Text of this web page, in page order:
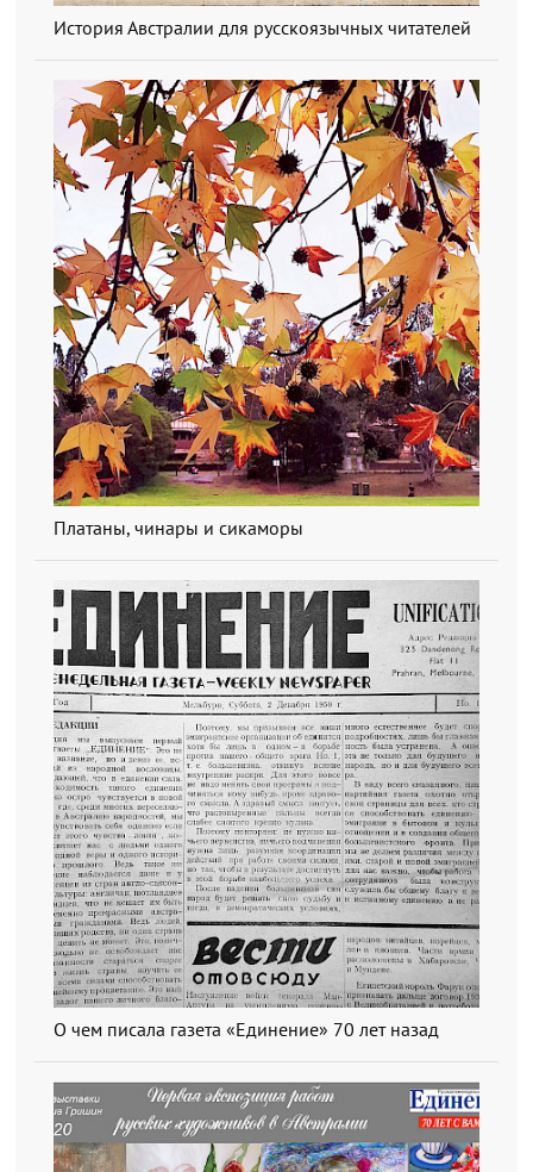
История Австралии для русскоязычных читателей
Платаны, чинары и сикаморы
О чем писала газета «Единение» 70 лет назад